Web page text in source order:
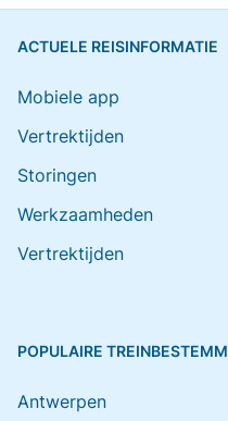
ACTUELE REISINFORMATIE
Mobiele app
Vertrektijden
Storingen
Werkzaamheden
Vertrektijden
POPULAIRE
Antwerpen